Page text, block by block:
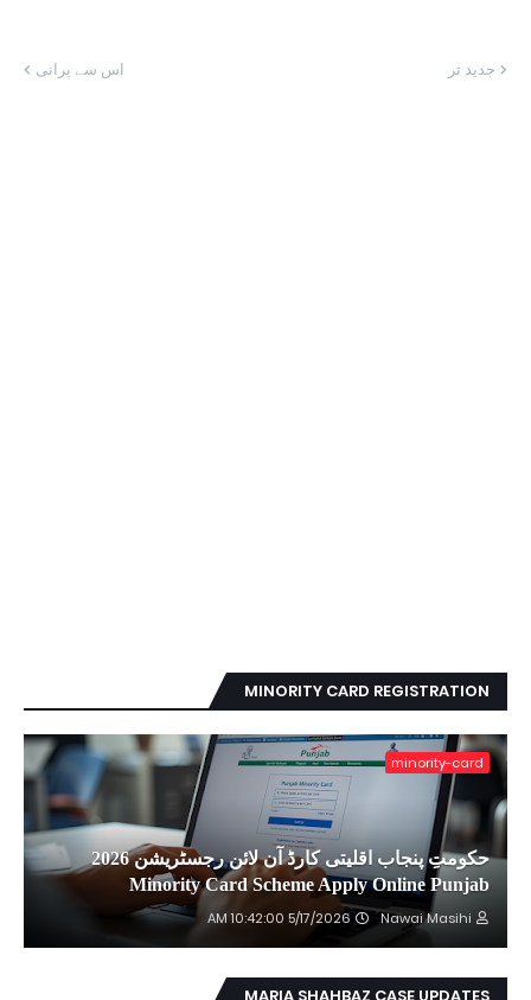
جدید تر اس سے پرانی
MINORITY CARD REGISTRATION
minority-card
حکومتِ پنجاب اقلیتی کارڈ آن لائن رجسٹریشن 2026
Minority Card Scheme Apply Online Punjab
Nawai Masihi
5/17/2026 10:42:00 AM